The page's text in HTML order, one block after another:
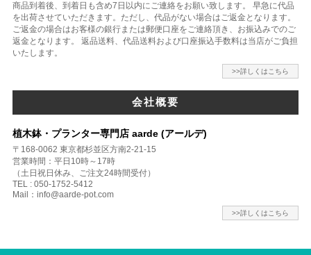
商品到着後、到着日も含め7日以内にご連絡をお願い致します。 早急に代品
を出荷させていただきます。ただし、代品がない場合はご返金となります。
ご返金の場合はお客様の銀行または郵便口座をご連絡頂き、お振込みでのご
返金となります。 返品送料、代品送料および口座振込手数料は当店がご負担
いたします。
>>詳しくはこちら
会社概要
植木鉢・プランター専門店 aarde (アールデ)
〒168-0062 東京都杉並区方南2-21-15
営業時間：平日10時～17時
（土日祝日休み、ご注文24時間受付）
TEL : 050-1752-5412
Mail：info@aarde-pot.com
>>詳しくはこちら